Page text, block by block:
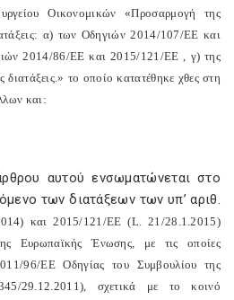
Οικονομικών «Προσαρμογή της
α) των Οδηγιών 2014/107/ΕΕ και
2014/86/ΕΕ και 2015/121/ΕΕ , γ) της
το οποίο κατατέθηκε χθες στη
και:
αυτού ενσωματώνεται στο
των διατάξεων των υπ’ αριθ.
και 2015/121/ΕΕ (L. 21/28.1.2015)
Ευρωπαϊκής Ένωσης, με τις οποίες
96/ΕΕ Οδηγίας του Συμβουλίου της
29.12.2011), σχετικά με το κοινό